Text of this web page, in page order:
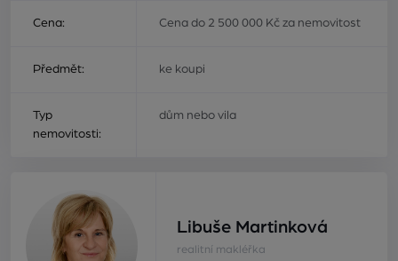
Cena: Cena do 2 500 000 Kč za nemovitost
Předmět: ke koupi
Typ
nemovitosti:
dům nebo vila
Libuše Martinková
realitní makléřka